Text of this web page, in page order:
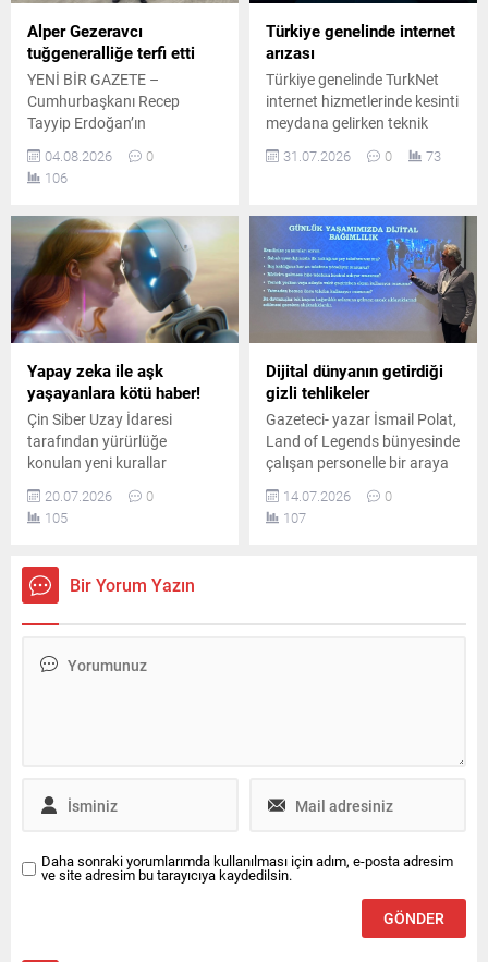
Alper Gezeravcı
tuğgeneralliğe terfi etti
YENİ BİR GAZETE –
Cumhurbaşkanı Recep
Tayyip Erdoğan’ın
Cumhurbaşkanlığı
Külliyesi’nde gerçekleştirilen
toplantısının ardından Türk
Silahlı Kuvvetleri’ndeki terfi
ve atama kararları
kamuoyuna duyuruldu.
Kararlar kapsamında 25
general ve amiral bir üst
rütbeye yükselirken, 69 albay
da general ve amiralliğe terfi
etti. Terfi eden isimler
arasında Türkiye’nin...
04.08.2026
0
106
Türkiye genelinde internet
arızası
Türkiye genelinde TurkNet
internet hizmetlerinde kesinti
meydana gelirken teknik
için sahada çalışmalarını
31.07.2026 0 73
Yapay zeka ile aşk
yaşayanlara kötü haber!
Çin Siber Uzay İdaresi
tarafından yürürlüğe
konulan yeni kurallar
uyarınca, yapay zekâ
hizmetlerinin kullanıcıları
duygusal bağımlılığa
üretmesi yasaklandı.
20.07.2026
0
105
Dijital dünyanın getirdiği
gizli tehlikeler
Gazeteci- yazar İsmail Polat,
Land of Legends bünyesinde
çalışan personelle bir araya
gelerek dijital bağımlılıkla
mücadele yollarını, ekran
süresini azaltmanın
14.07.2026
0
107
Bir Yorum Yazın
Daha sonraki yorumlarımda kullanılması için adım, e-posta adresim
ve site adresim bu tarayıcıya kaydedilsin.